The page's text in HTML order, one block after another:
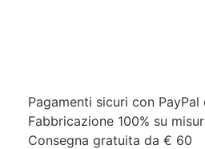
Pagamenti sicuri con
Fabbricazione 100% su
Consegna gratuita da € 60